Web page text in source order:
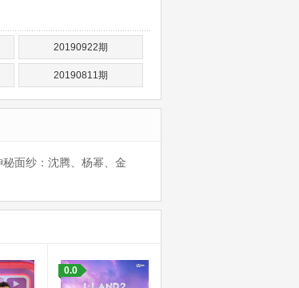
20190922期
20190811期
面纱：沈腾、杨幂、金
0.0